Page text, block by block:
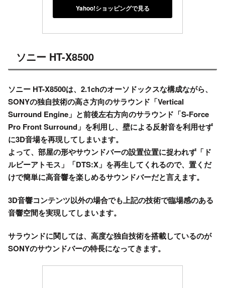
Yahoo!ショッピングで見る
ソニー HT-X8500
ソニー HT-X8500は、2.1chのオーソドックスな構成ながら、
SONYの独自技術の高さ方向のサラウンド「Vertical
Surround Engine」と前後左右方向のサラウンド「S-Force
Pro Front Surround」を利用し、 壁による反射音を利用せず
に3D音場を再現してしまいます。
よって、 部屋の形やサウンドバーの設置位置に捉われず 「ド
ルビーアトモス」「DTS:X」を再生してくれるので、 置くだ
けで簡単に高音響を楽しめるサウンドバーだと言えます。
3D音響コンテンツ以外の場合でも上記の技術で臨場感のある
音響空間を実現してしまいます。
サラウンドに関しては、 高度な独自技術を搭載しているのが
SONYのサウンドバーの特長になってきます。